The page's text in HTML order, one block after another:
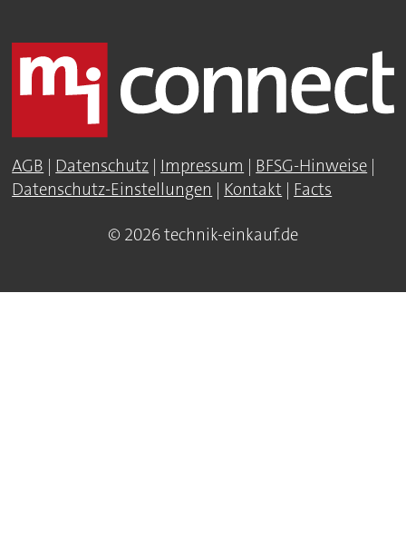
AGB | Datenschutz | Impressum | BFSG-Hinweise |
Datenschutz-Einstellungen | Kontakt | Facts
© 2026 technik-einkauf.de